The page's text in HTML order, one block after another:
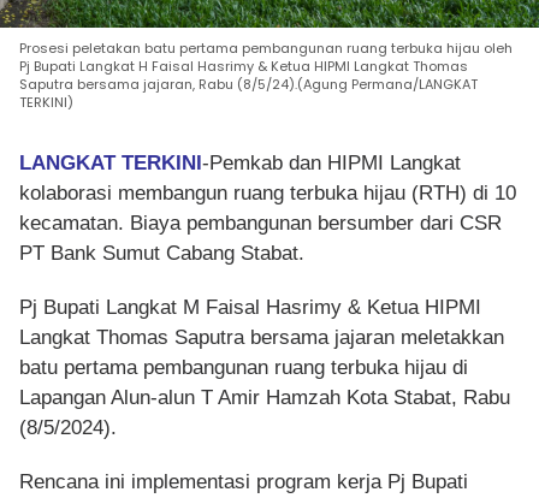
Prosesi peletakan batu pertama pembangunan ruang terbuka hijau oleh
Pj Bupati Langkat H Faisal Hasrimy & Ketua HIPMI Langkat Thomas
Saputra bersama jajaran, Rabu (8/5/24).(Agung Permana/LANGKAT
TERKINI)
LANGKAT TERKINI-Pemkab dan HIPMI Langkat
kolaborasi membangun ruang terbuka hijau (RTH) di 10
kecamatan. Biaya pembangunan bersumber dari CSR
PT Bank Sumut Cabang Stabat.
Pj Bupati Langkat M Faisal Hasrimy & Ketua HIPMI
Langkat Thomas Saputra bersama jajaran meletakkan
batu pertama pembangunan ruang terbuka hijau di
Lapangan Alun-alun T Amir Hamzah Kota Stabat, Rabu
(8/5/2024).
Rencana ini implementasi program kerja Pj Bupati